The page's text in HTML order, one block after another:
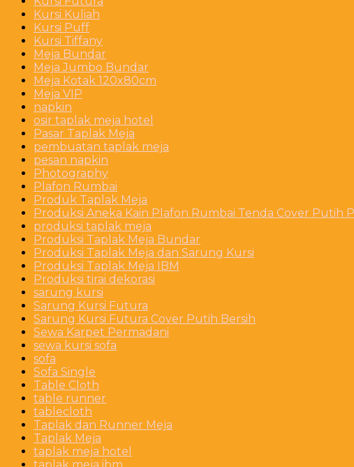
Kursi Kuliah
Kursi Puff
Kursi Tiffany
Meja Bundar
Meja Jumbo Bundar
Meja Kotak 120x80cm
Meja VIP
napkin
osir taplak meja hotel
Pasar Taplak Meja
pembuatan taplak meja
pesan napkin
Photography
Plafon Rumbai
Produk Taplak Meja
Produksi Aneka Kain Plafon Rumbai Tenda Cover Putih
produksi taplak meja
Produksi Taplak Meja Bundar
Produksi Taplak Meja dan Sarung Kursi
Produksi Taplak Meja IBM
Produksi tirai dekorasi
sarung kursi
Sarung Kursi Futura
Sarung Kursi Futura Cover Putih Bersih
Sewa Karpet Permadani
sewa kursi sofa
sofa
Sofa Single
Table Cloth
table runner
tablecloth
Taplak dan Runner Meja
Taplak Meja
taplak meja hotel